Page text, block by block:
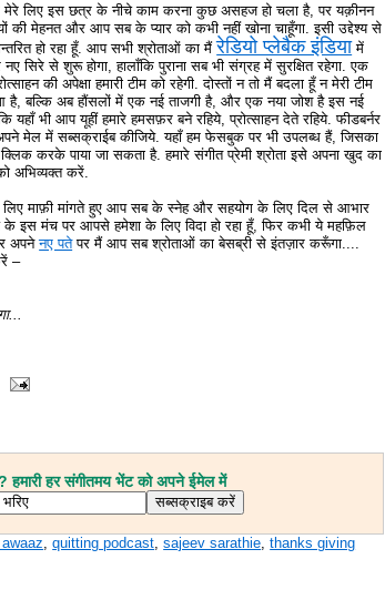
मेरे लिए इस छत्र के नीचे काम करना कुछ असहज हो चला है, पर यक़ीनन
की मेहनत और आप सब के प्यार को कभी नहीं खोना चाहूँगा. इसी उद्देश्य से
हो रहा हूँ. आप सभी श्रोताओं का मैंरेडियो प्लेबैक इंडियामें
सिरे से शुरू होगा, हालाँकि पुराना सब भी संग्रह में सुरक्षित रहेगा. एक
की अपेक्षा हमारी टीम को रहेगी. दोस्तों न तो मैं बदला हूँ न मेरी टीम
है, बल्कि अब हौंसलों में एक नई ताजगी है, और एक नया जोश है इस नई
भी आप यूहीं हमारे हमसफ़र बने रहिये, प्रोत्साहन देते रहिये. फीडबर्नर
में सब्सक्राईब कीजिये. यहाँ हम फेसबुक पर भी उपलब्ध हैं, जिसका
करके पाया जा सकता है. हमारे संगीत प्रेमी श्रोता इसे अपना खुद का
अभिव्यक्त करें.
माफ़ी मांगते हुए आप सब के स्नेह और सहयोग के लिए दिल से आभार
इस मंच पर आपसे हमेशा के लिए विदा हो रहा हूँ, फिर कभी ये महफ़िल
अपनेनए पतेपर मैं आप सब श्रोताओं का बेसब्री से इंतज़ार करूँगा....
–
हर संगीतमय भेंट को अपने ईमेल में
,quitting podcast,sajeev sarathie,thanks giving